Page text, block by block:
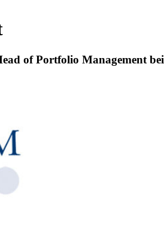
of Portfolio Management bei